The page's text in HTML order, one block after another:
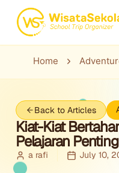
Home
Back to Articles
Kiat-Kiat
Pelajaran
a rafi July 10,